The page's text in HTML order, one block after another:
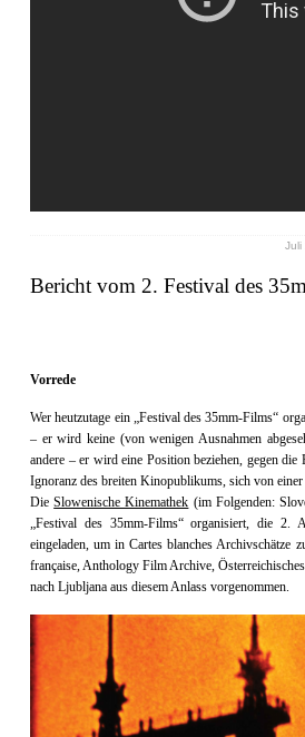
Juli
Bericht vom 2. Festival des
Vorrede
Wer heutzutage ein „Festival des 35mm-Films“
– er wird keine (von wenigen Ausnahmen
andere – er wird eine Position beziehen, gegen
Ignoranz des breiten Kinopublikums, sich von
DieSlowenische Kinemathek (im Folgenden:
„Festival des 35mm-Films“ organisiert, die 2.
eingeladen, um in Cartes blanches Archivschätze
française, Anthology Film Archive,
nach Ljubljana aus diesem Anlass vorgenommen.